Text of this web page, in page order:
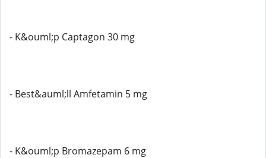
- K&ouml;p Captagon 30 mg
- Best&auml;ll Amfetamin 5 mg
- K&ouml;p Bromazepam 6 mg